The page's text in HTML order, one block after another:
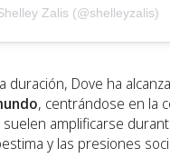
Zalis (@shelleyzalis)
duración, Dove ha
, centrándose en la
amplificarse
y las presiones